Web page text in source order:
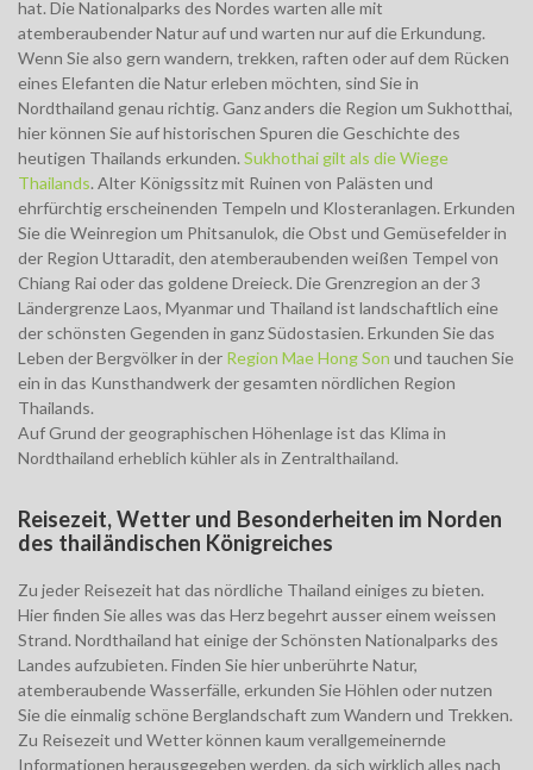
hat. Die Nationalparks des Nordes warten alle mit
atemberaubender Natur auf und warten nur auf die Erkundung.
Wenn Sie also gern wandern, trekken, raften oder auf dem Rücken
eines Elefanten die Natur erleben möchten, sind Sie in
Nordthailand genau richtig. Ganz anders die Region um Sukhotthai,
hier können Sie auf historischen Spuren die Geschichte des
heutigen Thailands erkunden. Sukhothai gilt als die Wiege
Thailands. Alter Königssitz mit Ruinen von Palästen und
ehrfürchtig erscheinenden Tempeln und Klosteranlagen. Erkunden
Sie die Weinregion um Phitsanulok, die Obst und Gemüsefelder in
der Region Uttaradit, den atemberaubenden weißen Tempel von
Chiang Rai oder das goldene Dreieck. Die Grenzregion an der 3
Ländergrenze Laos, Myanmar und Thailand ist landschaftlich eine
der schönsten Gegenden in ganz Südostasien. Erkunden Sie das
Leben der Bergvölker in der Region Mae Hong Son und tauchen Sie
ein in das Kunsthandwerk der gesamten nördlichen Region
Thailands.
Auf Grund der geographischen Höhenlage ist das Klima in
Nordthailand erheblich kühler als in Zentralthailand.
Reisezeit, Wetter und Besonderheiten im Norden
des thailändischen Königreiches
Zu jeder Reisezeit hat das nördliche Thailand einiges zu bieten.
Hier finden Sie alles was das Herz begehrt ausser einem weissen
Strand. Nordthailand hat einige der Schönsten Nationalparks des
Landes aufzubieten. Finden Sie hier unberührte Natur,
atemberaubende Wasserfälle, erkunden Sie Höhlen oder nutzen
Sie die einmalig schöne Berglandschaft zum Wandern und Trekken.
Zu Reisezeit und Wetter können kaum verallgemeinernde
Informationen herausgegeben werden, da sich wirklich alles nach